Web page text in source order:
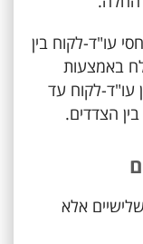
עו"ד-לקוח בין
באמצעות
עו"ד-לקוח עד
הצדדים.
אלא